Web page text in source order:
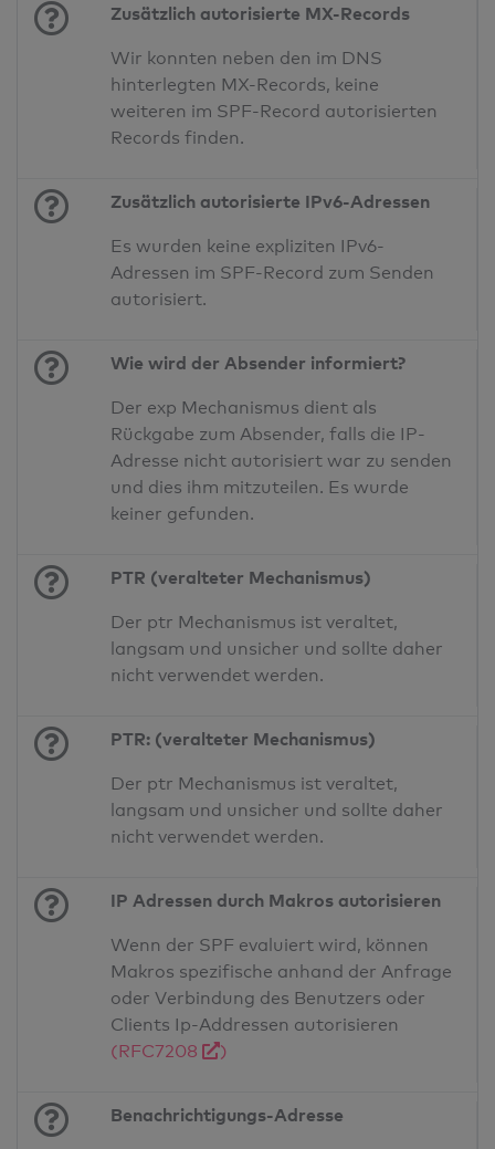
Zusätzlich autorisierte MX-Records
Wir konnten neben den im DNS
hinterlegten MX-Records, keine
weiteren im SPF-Record autorisierten
Records finden.
Zusätzlich autorisierte IPv6-Adressen
Es wurden keine expliziten IPv6-
Adressen im SPF-Record zum Senden
autorisiert.
Wie wird der Absender informiert?
Der exp Mechanismus dient als
Rückgabe zum Absender, falls die IP-
Adresse nicht autorisiert war zu senden
und dies ihm mitzuteilen. Es wurde
keiner gefunden.
PTR (veralteter Mechanismus)
Der ptr Mechanismus ist veraltet,
langsam und unsicher und sollte daher
nicht verwendet werden.
PTR: (veralteter Mechanismus)
Der ptr Mechanismus ist veraltet,
langsam und unsicher und sollte daher
nicht verwendet werden.
IP Adressen durch Makros autorisieren
Wenn der SPF evaluiert wird, können
Makros spezifische anhand der Anfrage
oder Verbindung des Benutzers oder
Clients Ip-Addressen autorisieren
(RFC7208
)
Benachrichtigungs-Adresse